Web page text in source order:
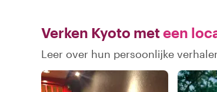
Verken Kyoto meteen
Leer over hun persoonlijke